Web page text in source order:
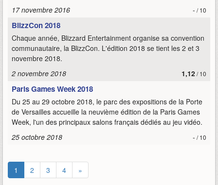
17 novembre 2016
- / 10
BlizzCon 2018
Chaque année, Blizzard Entertainment organise sa convention
communautaire, la BlizzCon. L'édition 2018 se tient les 2 et 3
novembre 2018.
2 novembre 2018
1,12/ 10
Paris Games Week 2018
Du 25 au 29 octobre 2018, le parc des expositions de la Porte
de Versailles accueille la neuvième édition de la Paris Games
Week, l'un des principaux salons français dédiés au jeu vidéo.
25 octobre 2018
- / 10
1 2 3 4 »